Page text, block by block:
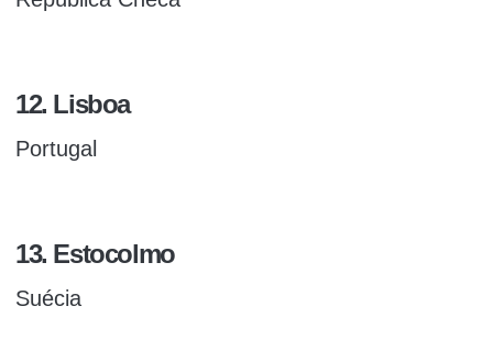
12. Lisboa
Portugal
13. Estocolmo
Suécia